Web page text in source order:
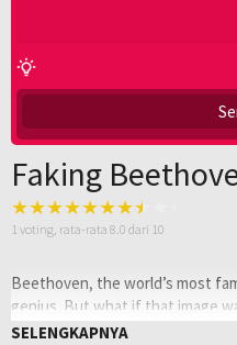
Faking
1 voting, rata-rata 8.0 dari 10
Beethoven, the world’s most
genius. But what if that image
secretary?
SELENGKAPNYA